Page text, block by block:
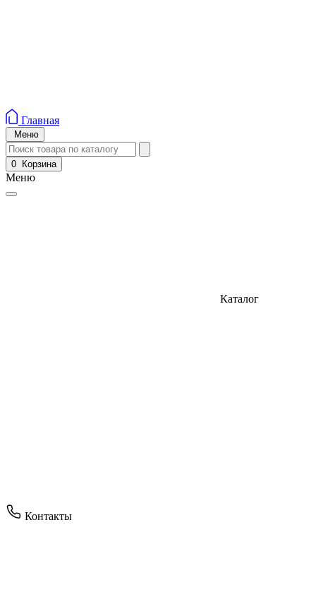
Главная
Меню
0 Корзина
Меню
Каталог
Контакты